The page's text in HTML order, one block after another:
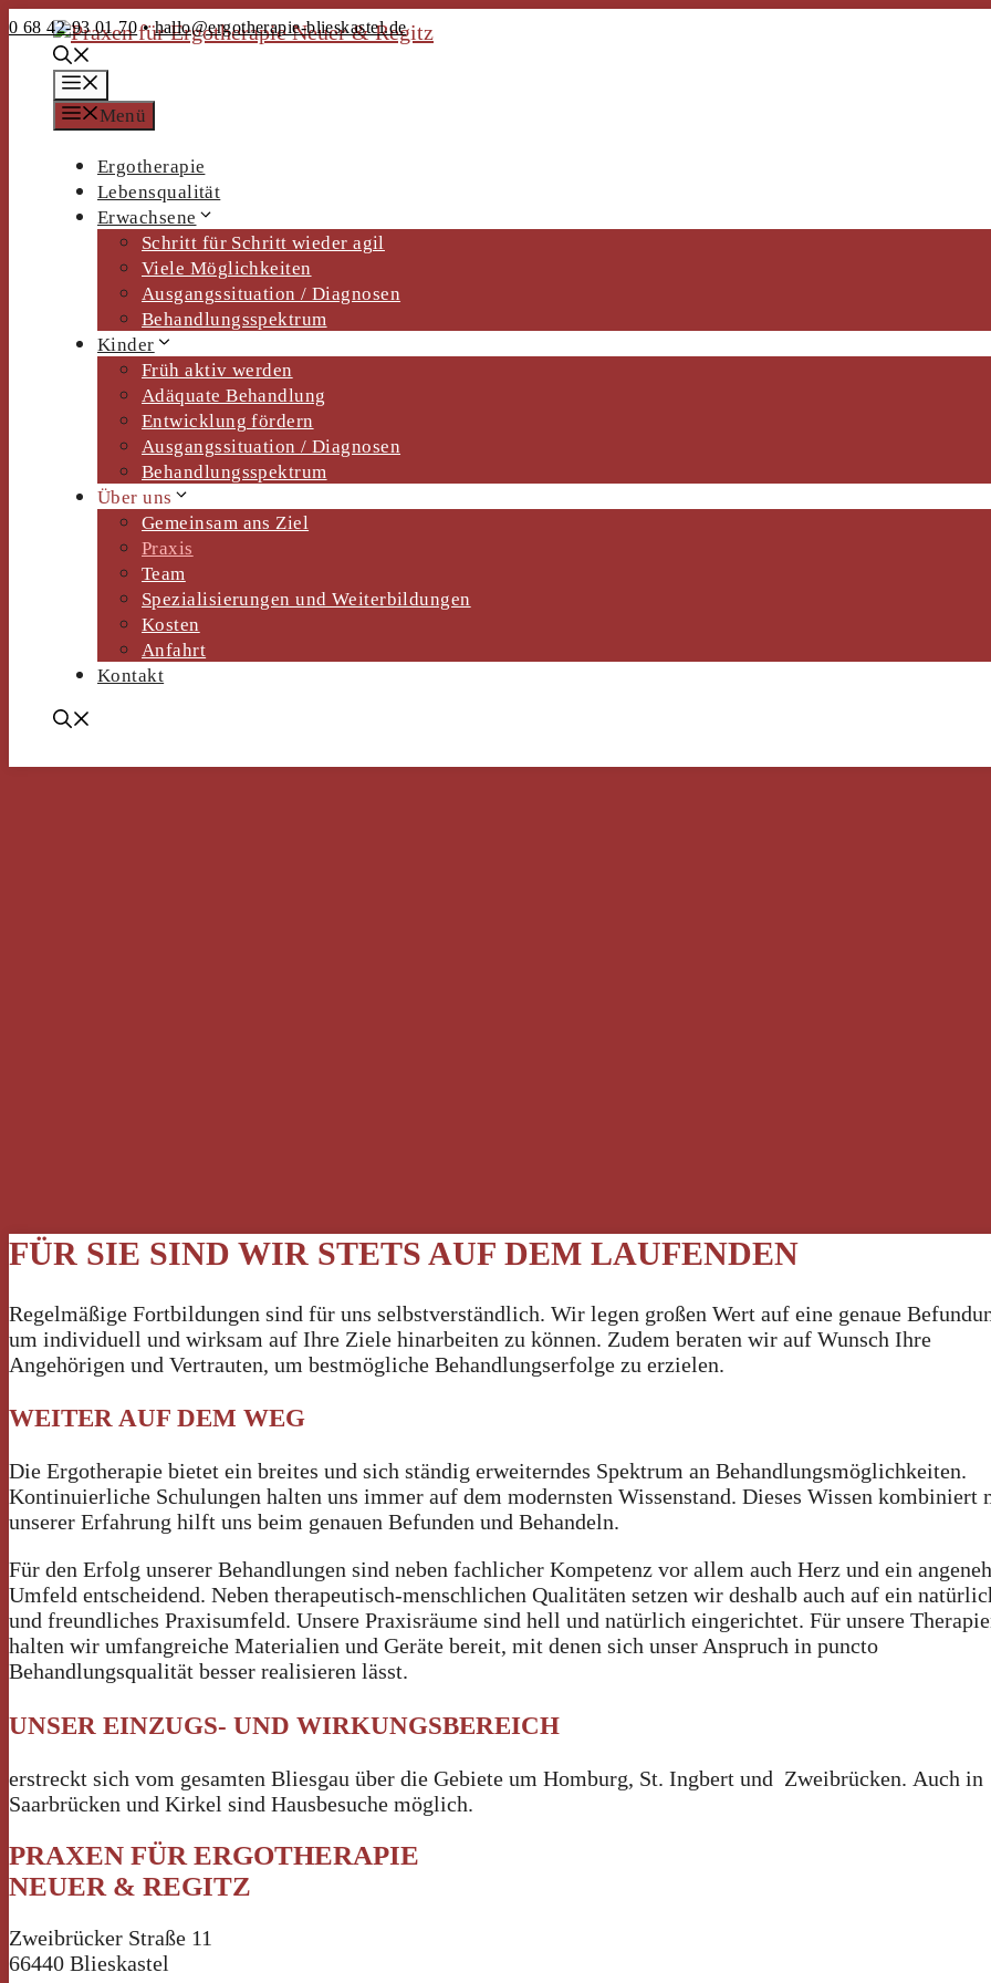
Zum
Inhalt
springen
0 68 42-93 01 70• ­­hallo@ergotherapie-blieskastel.de
Menü
Ergotherapie
Lebensqualität
Erwachsene
Schritt für Schritt wieder agil
Viele Möglichkeiten
Ausgangssituation / Diagnosen
Behandlungsspektrum
Kinder
Früh aktiv werden
Adäquate Behandlung
Entwicklung fördern
Ausgangssituation / Diagnosen
Behandlungsspektrum
Über uns
Gemeinsam ans Ziel
Praxis
Team
Spezialisierungen und Weiterbildungen
Kosten
Anfahrt
Kontakt
FÜR SIE SIND WIR STETS AUF DEM LAUFENDEN
Regelmäßige Fortbildungen sind für uns selbstverständlich. Wir legen großen Wert auf eine genaue
um individuell und wirksam auf Ihre Ziele hinarbeiten zu können. Zudem beraten wir auf Wunsch Ihre
Angehörigen und Vertrauten, um bestmögliche Behandlungserfolge zu erzielen.
WEITER AUF DEM WEG
Die Ergotherapie bietet ein breites und sich ständig erweiterndes Spektrum an Behandlungsmöglichkeiten.
Kontinuierliche Schulungen halten uns immer auf dem modernsten Wissenstand. Dieses Wissen kombiniert
unserer Erfahrung hilft uns beim genauen Befunden und Behandeln.
Für den Erfolg unserer Behandlungen sind neben fachlicher Kompetenz vor allem auch Herz und ein
Umfeld entscheidend. Neben therapeutisch-menschlichen Qualitäten setzen wir deshalb auch auf ein
und freundliches Praxisumfeld. Unsere Praxisräume sind hell und natürlich eingerichtet. Für unsere
halten wir umfangreiche Materialien und Geräte bereit, mit denen sich unser Anspruch in puncto
Behandlungsqualität besser realisieren lässt.
UNSER EINZUGS- UND WIRKUNGSBEREICH
erstreckt sich vom gesamten Bliesgau über die Gebiete um Homburg, St. Ingbert und Zweibrücken. Auch in
Saarbrücken und Kirkel sind Hausbesuche möglich.
PRAXEN FÜR ERGOTHERAPIE
NEUER & REGITZ
Zweibrücker Straße 11
66440 Blieskastel